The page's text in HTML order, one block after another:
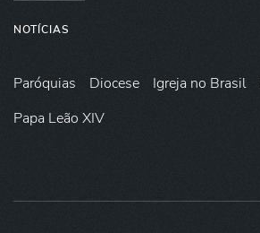
NOTÍCIAS
Paróquias Diocese Igreja no Brasil
Papa Leão XIV